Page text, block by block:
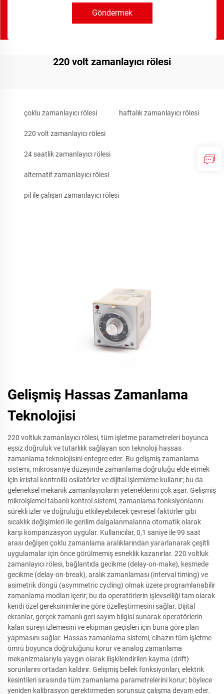
Göndermek
220 volt zamanlayıcı rölesi
çoklu zamanlayıcı rölesi haftalık zamanlayıcı rölesi
220 volt zamanlayıcı rölesi
24 saatlik zamanlayıcı rölesi
alternatif zamanlayıcı rölesi
pil ile çalışan zamanlayıcı rölesi
Gelişmiş Hassas Zamanlama
Teknolojisi
220 voltluk zamanlayıcı rölesi, tüm işletme parametreleri boyunca
eşsiz doğruluk ve tutarlılık sağlayan son teknoloji hassas
zamanlama teknolojisini entegre eder. Bu gelişmiş zamanlama
sistemi, mikrosaniye düzeyinde zamanlama doğruluğu elde etmek
için kristal kontrollü osilatörler ve dijital işlemleme kullanır; bu da
geleneksel mekanik zamanlayıcıların yeteneklerini çok aşar. Gelişmiş
mikroişlemci tabanlı kontrol sistemi, zamanlama fonksiyonlarını
sürekli izler ve doğruluğu etkileyebilecek çevresel faktörler gibi
sıcaklık değişimleri ile gerilim dalgalanmalarına otomatik olarak
karşı kompanzasyon uygular. Kullanıcılar, 0,1 saniye ile 99 saat
arası değişen çoklu zamanlama aralıklarından yararlanarak çeşitli
uygulamalar için önce görülmemiş esneklik kazanırlar. 220 voltluk
zamanlayıcı rölesi, bağlantıda gecikme (delay-on-make), kesmede
gecikme (delay-on-break), aralık zamanlaması (interval timing) ve
asimetrik döngü (asymmetric cycling) olmak üzere programlanabilir
zamanlama modları içerir; bu da operatörlerin işlevselliği tam olarak
kendi özel gereksinimlerine göre özelleştirmesini sağlar. Dijital
ekranlar, gerçek zamanlı geri sayım bilgisi sunarak operatörlerin
kalan süreyi izlemesini ve ekipman geçişleri için buna göre plan
yapmasını sağlar. Hassas zamanlama sistemi, cihazın tüm işletme
ömrü boyunca doğruluğunu korur ve analog zamanlama
mekanizmalarıyla yaygın olarak ilişkilendirilen kayma (drift)
sorunlarını ortadan kaldırır. Gelişmiş bellek fonksiyonları, elektrik
kesintileri sırasında tüm zamanlama parametrelerini korur; böylece
yeniden kalibrasyon gerektirmeden sorunsuz çalışma devam eder.